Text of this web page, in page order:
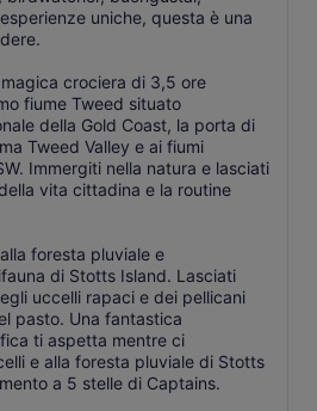
uniche, questa è una
crociera di 3,5 ore
fiume Tweed situato
della Gold Coast, la porta di
Tweed Valley e ai fiumi
Immergiti nella natura e lasciati
vita cittadina e la routine
foresta pluviale e
di Stotts Island. Lasciati
uccelli rapaci e dei pellicani
pasto. Una fantastica
ti aspetta mentre ci
e alla foresta pluviale di Stotts
a 5 stelle di Captains.